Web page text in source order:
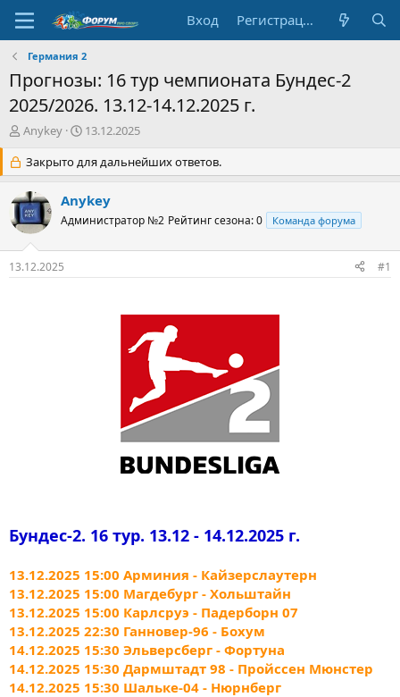
Вход Регистрация
Германия 2
Прогнозы: 16 тур чемпионата Бундес-2
2025/2026. 13.12-14.12.2025 г.
А
т
о
р
т
е
м
Anykey
Д
т
а
н
а
ч
а
13.12.2025
Закрыто для дальнейших ответов.
Anykey
Администратор №2 Рейтинг сезона: 0 Команда форума
13.12.2025 #1
Бундес-2. 16 тур. 13.12 - 14.12.2025 г.
13.12.2025 15:00 Арминия - Кайзерслаутерн
13.12.2025 15:00 Магдебург - Хольштайн
13.12.2025 15:00 Карлсруэ - Падерборн 07
13.12.2025 22:30 Ганновер-96 - Бохум
14.12.2025 15:30 Эльверсберг - Фортуна
14.12.2025 15:30 Дармштадт 98 - Пройссен Мюнстер
14.12.2025 15:30 Шальке-04 - Нюрнберг